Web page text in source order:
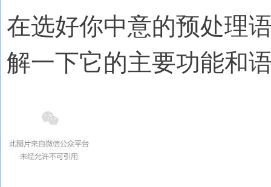
在选好你中意的预处理
解一下它的主要功能和